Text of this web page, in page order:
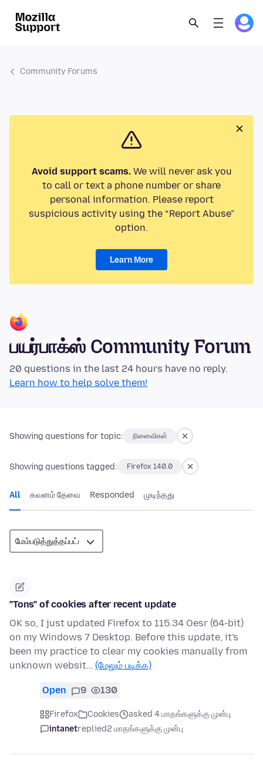
Community Forums
Avoid support scams.We will never ask you
to call or text a phone number or share
personal information. Please report
suspicious activity using the “Report Abuse”
option.
Learn More
பயர்பாக்ஸ் Community Forum
20 questions in the last 24 hours have no reply.
Learn how to help solve them!
Showing questions for topic: நினைவிகள்
Showing questions tagged: Firefox 140.0
All கவனம் தேவை Responded முடிந்தது
"Tons" of cookies after recent update
OK so, I just updated Firefox to 115.34 Oesr (64-bit)
on my Windows 7 Desktop. Before this update, it's
been my practice to clear my cookies manually from
unknown websit… (மேலும் படிக்க)
Open 9 130
Firefox Cookies
asked 4 மாதங்களுக்கு முன்பு
intanetreplied2 மாதங்களுக்கு முன்பு